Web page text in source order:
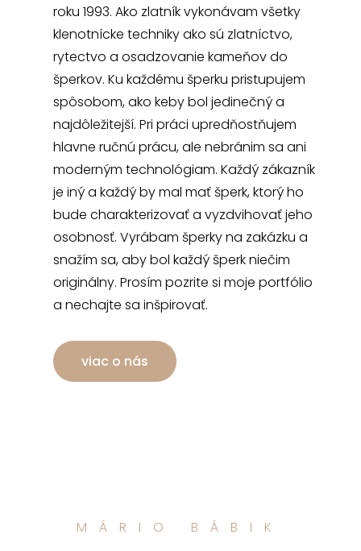
roku 1993. Ako zlatník vykonávam všetky
klenotnícke techniky ako sú zlatníctvo,
rytectvo a osadzovanie kameňov do
šperkov. Ku každému šperku pristupujem
spôsobom, ako keby bol jedinečný a
najdôležitejší. Pri práci upredňostňujem
hlavne ručnú prácu, ale nebránim sa ani
moderným technológiam. Každý zákazník
je iný a každý by mal mať šperk, ktorý ho
bude charakterizovať a vyzdvihovať jeho
osobnosť. Vyrábam šperky na zakázku a
snažím sa, aby bol každý šperk niečim
originálny. Prosím pozrite si moje portfólio
a nechajte sa inšpirovať.
viac o nás
MÁRIO BÁBIK